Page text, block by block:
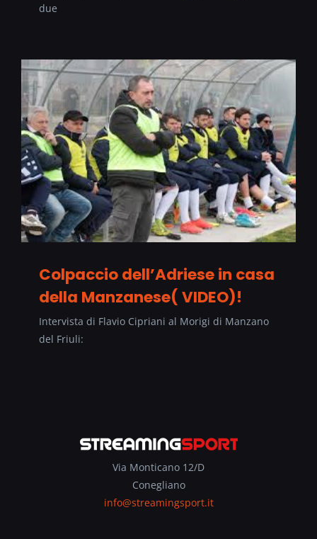
due
Colpaccio dell’Adriese in casa
della Manzanese( VIDEO)!
Intervista di Flavio Cipriani al Morigi di Manzano
del Friuli:
Via Monticano 12/D
Conegliano
info@streamingsport.it